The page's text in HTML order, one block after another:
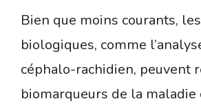
Bien que moins courants,
biologiques, comme
céphalo-rachidien, peuvent
biomarqueurs de la maladie